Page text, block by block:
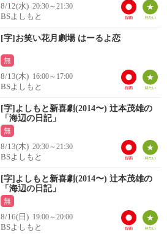
8/12(水) 20:30～21:30
BSよしもと
[字]お笑い花月劇場 はーるよ恋
無
8/13(木) 16:00～17:00
BSよしもと
[字]よしもと新喜劇(2014〜) 辻本茂雄の
「海辺の日記」
無
8/13(木) 20:30～21:30
BSよしもと
[字]よしもと新喜劇(2014〜) 辻本茂雄の
「海辺の日記」
無
8/16(日) 19:00～20:00
BSよしもと